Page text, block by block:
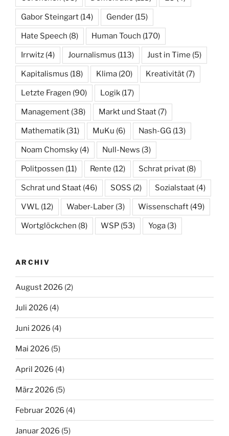
Gabor Steingart (14) Gender (15)
Hate Speech (8) Human Touch (170)
Irrwitz (4) Journalismus (113) Just in Time (5)
Kapitalismus (18) Klima (20) Kreativität (7)
Letzte Fragen (90) Logik (17)
Management (38) Markt und Staat (7)
Mathematik (31) MuKu (6) Nash-GG (13)
Noam Chomsky (4) Null-News (3)
Politpossen (11) Rente (12) Schrat privat (8)
Schrat und Staat (46) SOSS (2) Sozialstaat (4)
VWL (12) Waber-Laber (3) Wissenschaft (49)
Wortglöckchen (8) WSP (53) Yoga (3)
ARCHIV
August 2026 (2)
Juli 2026 (4)
Juni 2026 (4)
Mai 2026 (5)
April 2026 (4)
März 2026 (5)
Februar 2026 (4)
Januar 2026 (5)